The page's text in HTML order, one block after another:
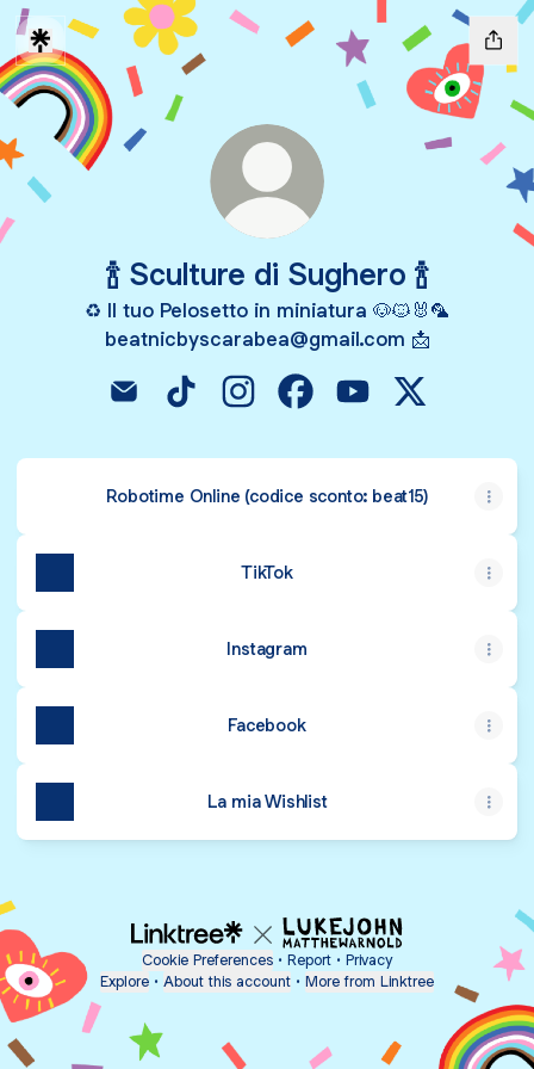
🍾 Sculture di Sughero 🍾
♻️ Il tuo Pelosetto in miniatura 🐶🐱🐰🦜
beatnicbyscarabea@gmail.com 📩
Robotime Online (codice sconto: beat15)
TikTok
Instagram
Facebook
La mia Wishlist
Cookie Preferences • Report • Privacy
Explore • About this account • More from Linktree